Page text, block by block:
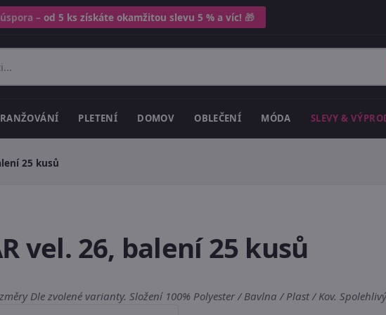
– od 5 ks získáte okamžitou slevu 5 % a víc! 🎁
PLETENÍ DOMOV OBLEČENÍ MÓDA SLEVY &
25 kusů
vel. 26, balení 25 kusů
Dle zvolené varianty. Složení 100% Polyester / Bavlna / Plast / Kov.